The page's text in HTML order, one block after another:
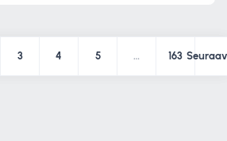
3 4 5 … 163